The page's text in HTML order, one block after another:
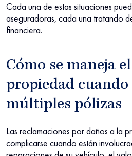
Cada una de estas situaciones
aseguradoras, cada una tratando
financiera.
Cómo se maneja
propiedad
múltiples pólizas
Las reclamaciones por daños a la
complicarse cuando están